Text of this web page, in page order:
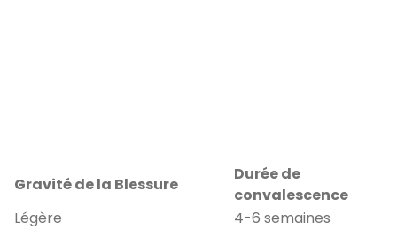
Gravité de la Blessure
Durée de
convalescence
Légère
4-6 semaines